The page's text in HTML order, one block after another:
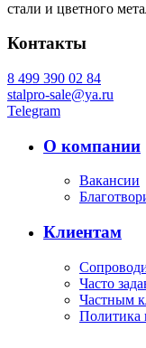
стали и цветного
Контакты
8 499 390 02 84
stalpro-sale@ya.ru
Telegram
О компании
Вакансии
Клиентам
Часто
Частным
Политика